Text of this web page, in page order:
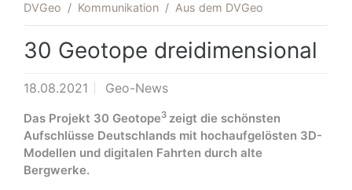
DVGeo Kommunikation Aus dem DVGeo
30 Geotope dreidimensional
18.08.2021 Geo-News
Das Projekt 30 Geotope3 zeigt die schönsten
Aufschlüsse Deutschlands mit hochaufgelösten 3D-
Modellen und digitalen Fahrten durch alte
Bergwerke.